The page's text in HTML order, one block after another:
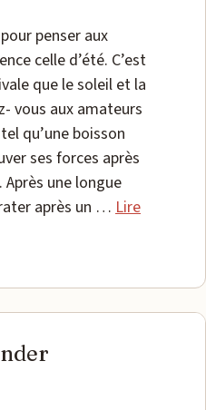
penser aux
celle d’été. C’est
que le soleil et la
vous aux amateurs
qu’une boisson
ses forces après
une longue
après un … Lire